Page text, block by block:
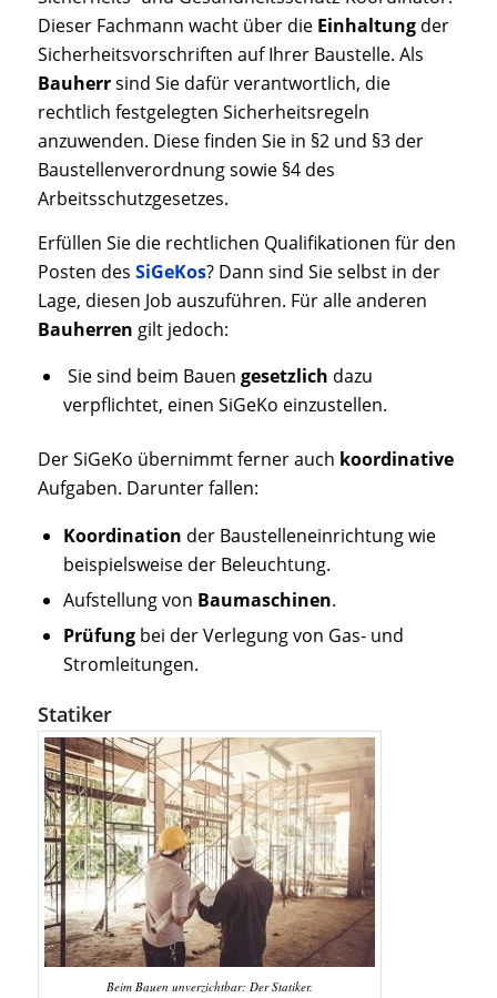
Dieser Fachmann wacht über die Einhaltungder
Sicherheitsvorschriften auf Ihrer Baustelle. Als
Bauherrsind Sie dafür verantwortlich, die
rechtlich festgelegten Sicherheitsregeln
anzuwenden. Diese finden Sie in §2 und §3 der
Baustellenverordnung sowie §4 des
Arbeitsschutzgesetzes.
Erfüllen Sie die rechtlichen Qualifikationen für den
Posten des SiGeKos? Dann sind Sie selbst in der
Lage, diesen Job auszuführen. Für alle anderen
Bauherren gilt jedoch:
Sie sind beim Bauen gesetzlich dazu
verpflichtet, einen SiGeKo einzustellen.
Der SiGeKo übernimmt ferner auch koordinative
Aufgaben. Darunter fallen:
Koordination der Baustelleneinrichtung wie
beispielsweise der Beleuchtung.
Aufstellung von Baumaschinen.
Prüfungbei der Verlegung von Gas- und
Stromleitungen.
Statiker
Beim Bauen unverzichtbar: Der Statiker.